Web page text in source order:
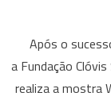
Após o
a Fundação
realiza a mostra